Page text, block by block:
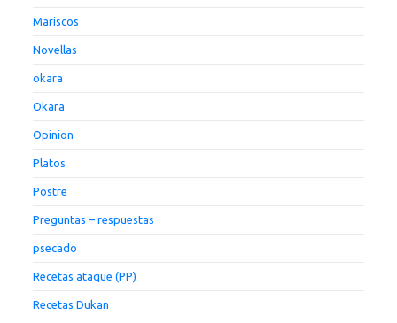
Mariscos
Novellas
okara
Okara
Opinion
Platos
Postre
Preguntas – respuestas
psecado
Recetas ataque (PP)
Recetas Dukan